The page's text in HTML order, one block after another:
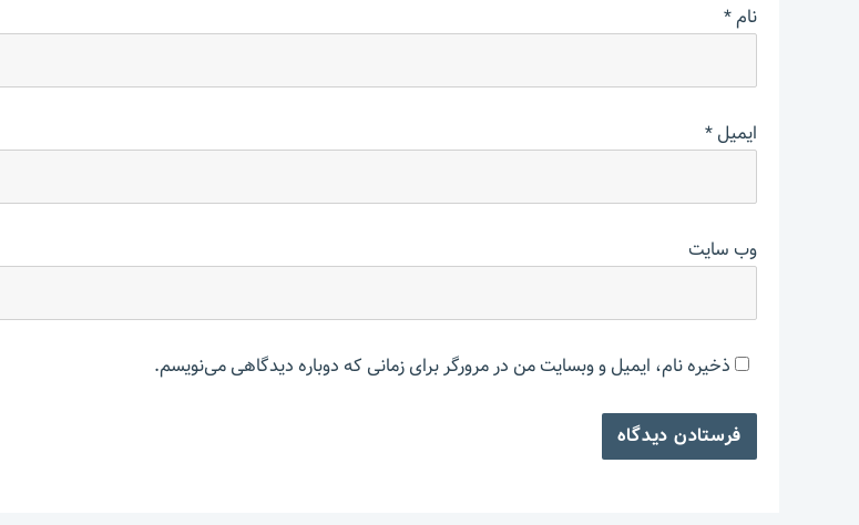
نام*
ایمیل*
وب‌ سایت
ذخیره نام، ایمیل و وبسایت من در مرورگر برای زمانی که دوباره دیدگاهی می‌نویسم.